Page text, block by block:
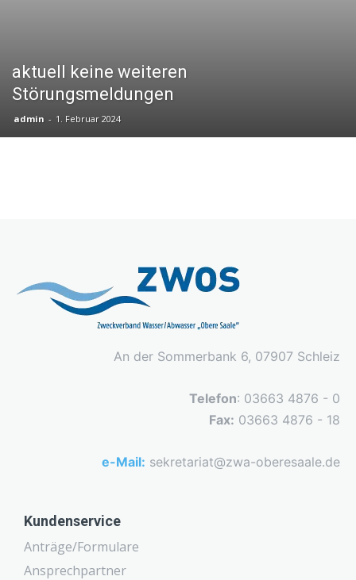
aktuell keine weiteren
Störungsmeldungen
admin - 1. Februar 2024
An der Sommerbank 6, 07907 Schleiz
Telefon: 03663 4876 - 0
Fax: 03663 4876 - 18
e-Mail: sekretariat@zwa-oberesaale.de
Kundenservice
Anträge/Formulare
Ansprechpartner